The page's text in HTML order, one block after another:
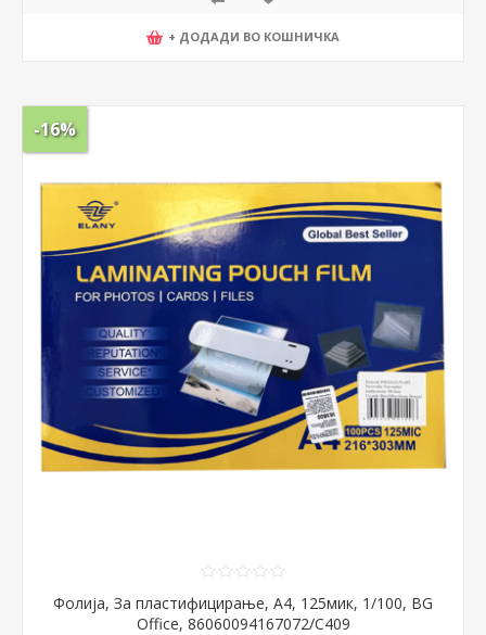
+ ДОДАДИ ВО КОШНИЧКА
-16%
Фолија, За пластифицирање, А4, 125мик, 1/100, BG
Office, 86060094167072/C409